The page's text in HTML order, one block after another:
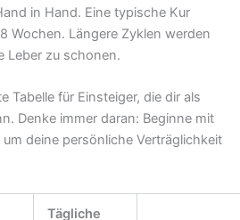
in Hand. Eine typische Kur
Wochen. Längere Zyklen werden
Leber zu schonen.
Tabelle für Einsteiger, die dir als
Denke immer daran: Beginne mit
deine persönliche Verträglichkeit
Tägliche